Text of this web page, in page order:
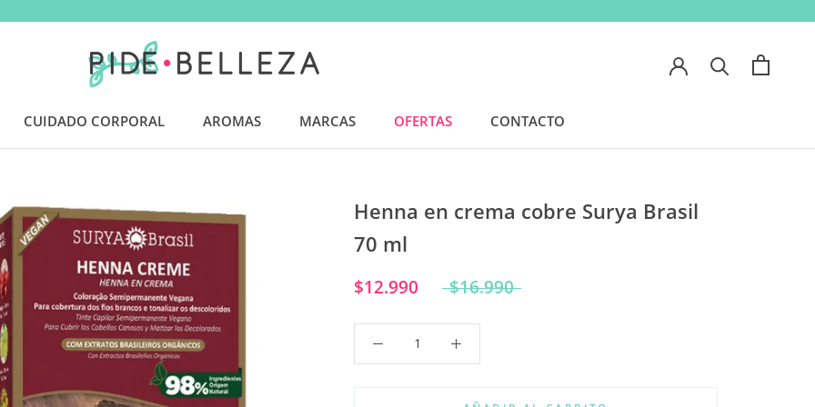
CUIDADO CORPORAL
AROMAS
MARCAS
OFERTAS
CONTACTO
Henna en crema cobre Surya Brasil
70 ml
$12.990 $16.990